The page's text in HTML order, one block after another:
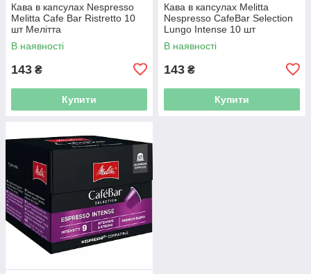
Кава в капсулах Nespresso
Melitta Cafe Bar Ristretto 10
шт Мелітта
В наявності
143 ₴
Купити
Кава в капсулах Melitta
Nespresso CafeBar Selection
Lungo Intense 10 шт
В наявності
143 ₴
Купити